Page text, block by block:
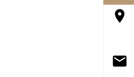

